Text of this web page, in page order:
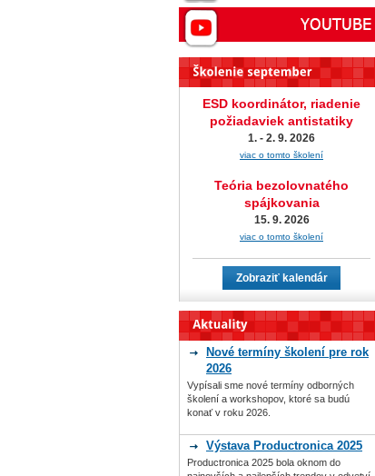
ESD koordinátor, riadenie
požiadaviek antistatiky
1. - 2. 9. 2026
viac o tomto školení
Teória bezolovnatého
spájkovania
15. 9. 2026
viac o tomto školení
Zobraziť kalendár
Nové termíny školení pre rok
2026
Vypísali sme nové termíny odborných
školení a workshopov, ktoré sa budú
konať v roku 2026.
Výstava Productronica 2025
Productronica 2025 bola oknom do